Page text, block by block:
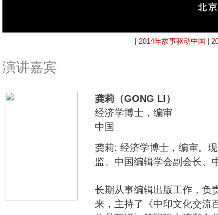
| 2014年故事驱动中国 |
演讲嘉宾
龚莉（GONG LI）
经济学博士，编审
中国
龚莉: 经济学博士，编审。
监、中国编辑学会副会长、
长期从事编辑出版工作，负
来，主持了《中印文化交流